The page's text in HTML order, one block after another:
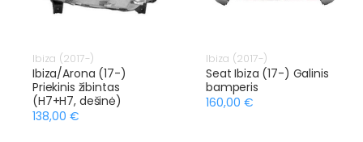
Ibiza (2017-)
Ibiza/Arona (17-)
Priekinis žibintas
(H7+H7, dešinė)
138,00 €
Ibiza (2017-)
Seat Ibiza (17-) Galinis
bamperis
160,00 €